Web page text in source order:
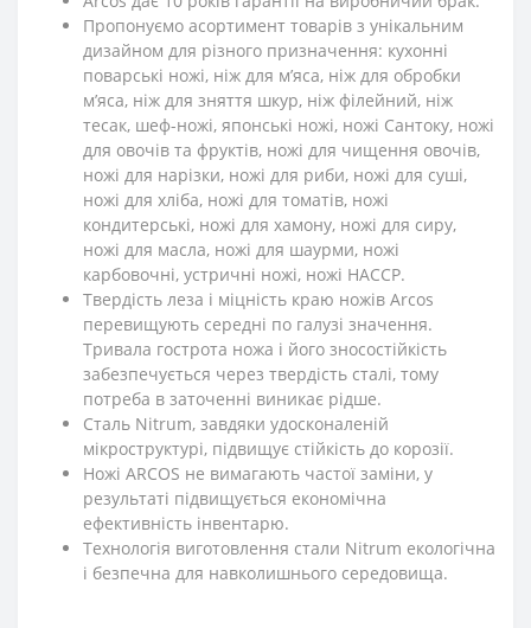
Пропонуємо асортимент товарів з унікальним
дизайном для різного призначення: кухонні
поварські ножі, ніж для м’яса, ніж для обробки
м’яса, ніж для зняття шкур, ніж філейний, ніж
тесак, шеф-ножі, японські ножі, ножі Сантоку, ножі
для овочів та фруктів, ножі для чищення овочів,
ножі для нарізки, ножі для риби, ножі для суші,
ножі для хліба, ножі для томатів, ножі
кондитерські, ножі для хамону, ножі для сиру,
ножі для масла, ножі для шаурми, ножі
карбовочні, устричні ножі, ножі HACCP.
Твердість леза і міцність краю ножів Arcos
перевищують середні по галузі значення.
Тривала гострота ножа і його зносостійкість
забезпечується через твердість сталі, тому
потреба в заточенні виникає рідше.
Сталь Nitrum, завдяки удосконаленій
мікроструктурі, підвищує стійкість до корозії.
Ножі ARCOS не вимагають частої заміни, у
результаті підвищується економічна
ефективність інвентарю.
Технологія виготовлення стали Nitrum екологічна
і безпечна для навколишнього середовища.